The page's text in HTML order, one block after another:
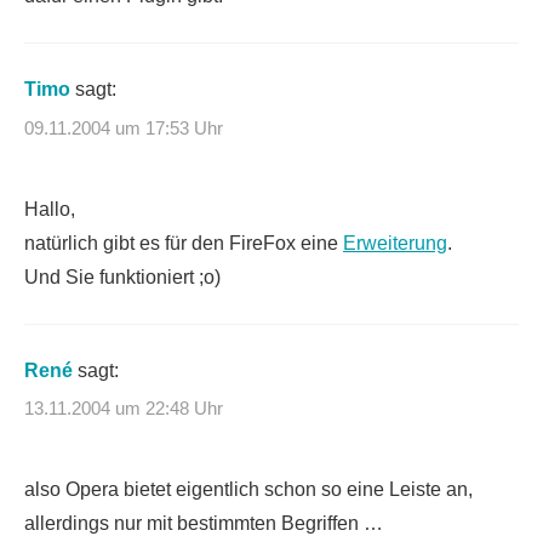
Timo sagt:
09.11.2004 um 17:53 Uhr
Hallo,
natürlich gibt es für den FireFox eine Erweiterung.
Und Sie funktioniert ;o)
René sagt:
13.11.2004 um 22:48 Uhr
also Opera bietet eigentlich schon so eine Leiste an,
allerdings nur mit bestimmten Begriffen …